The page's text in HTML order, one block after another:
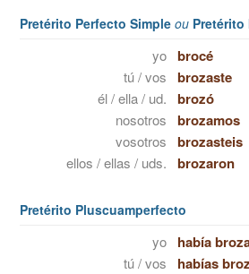
Pretérito Perfecto Simple ou
yo brocé
tú / vos brozaste
él / ella / ud. brozó
nosotros brozamos
vosotros brozasteis
ellos / ellas / uds. brozaron
Pretérito Pluscuamperfecto
yo había
tú / vos habías